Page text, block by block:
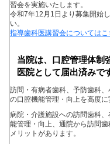
習会を実施いたします。
令和7年12月1日より募集開始
い。
指導歯科医講習会についてはこ
当院は、口腔管理体制
医院として届出済みで
訪問・有病者歯科、予防歯科
の口腔機能管理・向上を高度に
病院・介護施設への訪問歯科
能管理・向上、通院から訪問
メリットがあります。